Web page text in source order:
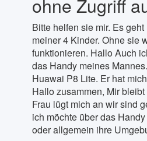
ohne Zugriff
Bitte helfen sie mir. Es
meiner 4 Kinder. Ohne sie
funktionieren. Hallo Auch
das Handy meines
Huawai P8 Lite. Er hat
Hallo zusammen, Mir
Frau lügt mich an wir sind
ich möchte über das
oder allgemein ihre